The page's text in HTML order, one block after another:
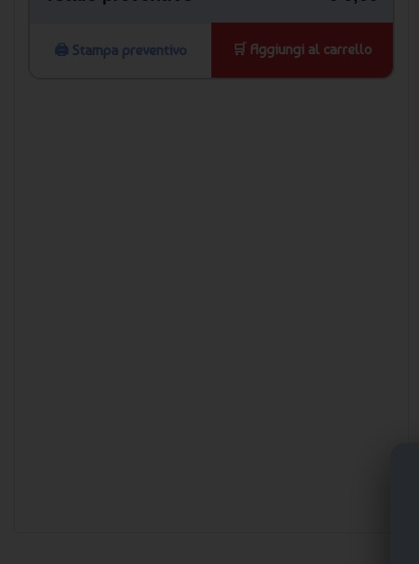
🖨️ Stampa preventivo 🛒 Aggiungi al carrello